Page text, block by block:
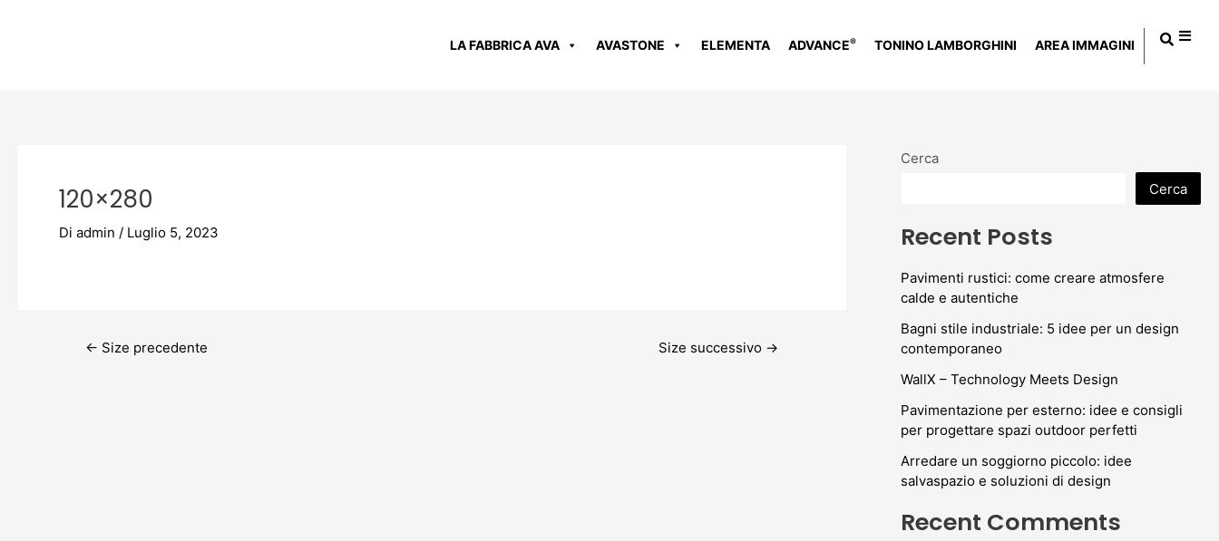
LA FABBRICA AVA AVASTONE ELEMENTA ADVANCE® TONINO LAMBORGHINI AREA IMMAGINI
120×280
Di admin / Luglio 5, 2023
← Size precedente Size successivo →
Cerca
Cerca
Recent Posts
Pavimenti rustici: come creare atmosfere
calde e autentiche
Bagni stile industriale: 5 idee per un design
contemporaneo
WallX – Technology Meets Design
Pavimentazione per esterno: idee e consigli
per progettare spazi outdoor perfetti
Arredare un soggiorno piccolo: idee
salvaspazio e soluzioni di design
Recent Comments